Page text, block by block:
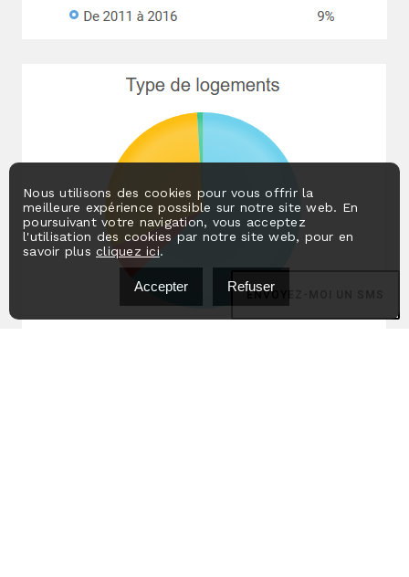
ENVOYEZ-MOI UN SMS
Nous utilisons des cookies pour vous offrir la
meilleure expérience possible sur notre site web. En
poursuivant votre navigation, vous acceptez
l'utilisation des cookies par notre site web, pour en
savoir plus cliquez ici.
Accepter Refuser